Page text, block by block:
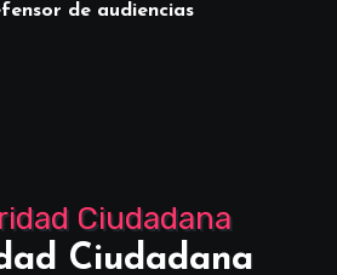
de audiencias
Ciudadana